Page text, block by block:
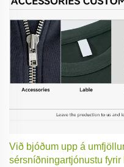
Við bjóðum upp á
sérsníðningartjónustu